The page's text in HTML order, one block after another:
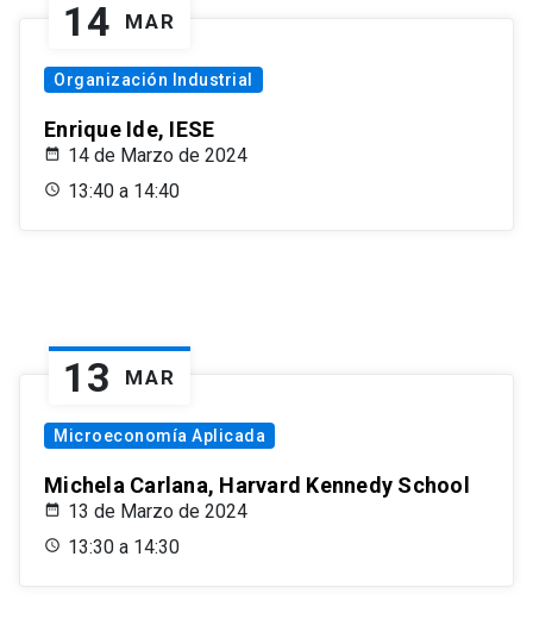
14 MAR
Organización Industrial
Enrique Ide, IESE
14 de Marzo de 2024
13:40 a 14:40
13 MAR
Microeconomía Aplicada
Michela Carlana, Harvard Kennedy School
13 de Marzo de 2024
13:30 a 14:30